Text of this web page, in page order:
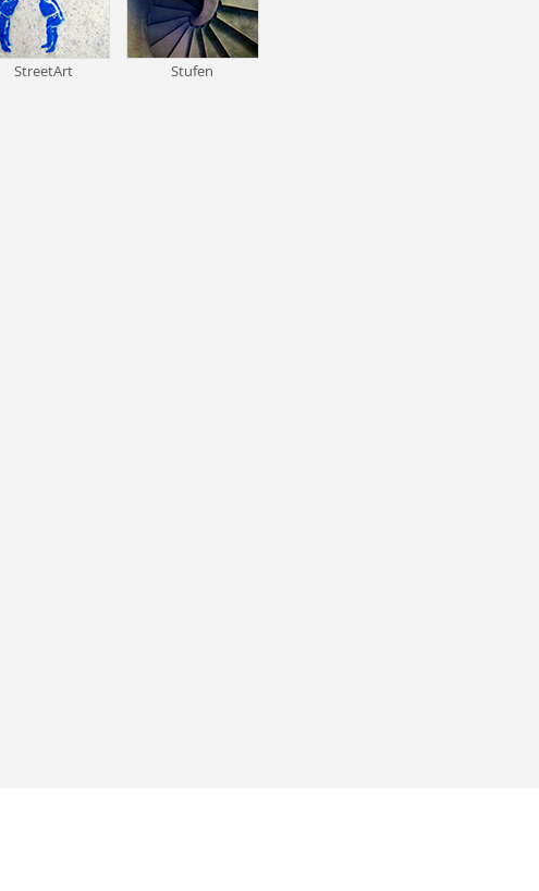
StreetArt Stufen